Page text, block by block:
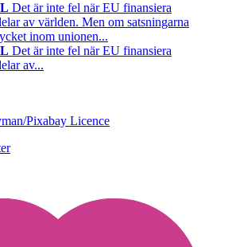
Det är inte fel när EU finansiera
av världen. Men om satsningarna
inom unionen...
Det är inte fel när EU finansiera
av...
Pixabay Licence